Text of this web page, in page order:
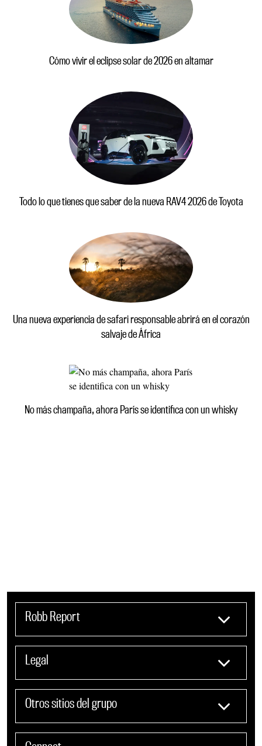
Cómo vivir el eclipse solar de 2026 en altamar
Todo lo que tienes que saber de la nueva RAV4 2026 de Toyota
Una nueva experiencia de safari responsable abrirá en el corazón
salvaje de África
No más champaña, ahora París se identifica con un whisky
Robb Report
Legal
Otros sitios del grupo